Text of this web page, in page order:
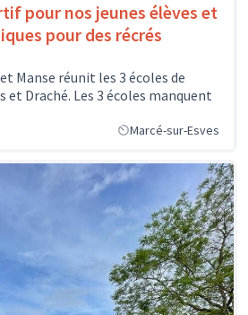
pour nos jeunes élèves et
pour des récrés
et Manse réunit les 3 écoles de
et Draché. Les 3 écoles manquent
Marcé-sur-Esves